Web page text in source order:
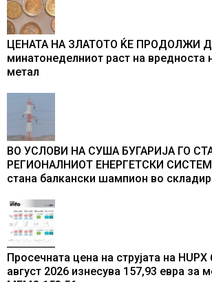
ЦЕНАТА НА ЗЛАТОТО ЌЕ ПРОДОЛЖИ
минатонеделниот раст на вредноста
метал
ВО УСЛОВИ НА СУША БУГАРИЈА ГО
РЕГИОНАЛНИОТ ЕНЕРГЕТСКИ СИСТЕМ,
стана балкански шампион во
Просечната цена на струјата на HUPX
август 2026 изнесува 157,93 евра за